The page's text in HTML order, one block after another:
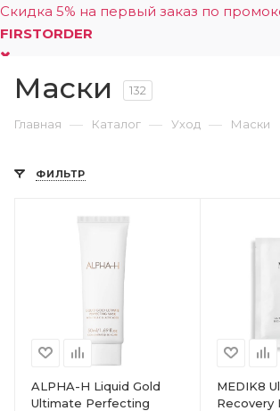
Скидка 5% на первый заказ по
FIRSTORDER
Маски 132
Главная — Каталог — Уход — Маски
ФИЛЬТР
ALPHA-H Liquid Gold
Ultimate Perfecting
MEDIK8
Recovery